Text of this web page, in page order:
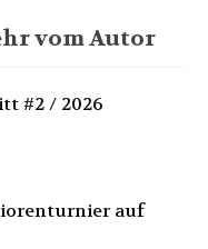
vom Autor
#2 / 2026
auf